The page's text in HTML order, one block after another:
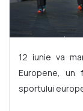
12 iunie va
Europene, un
sportului